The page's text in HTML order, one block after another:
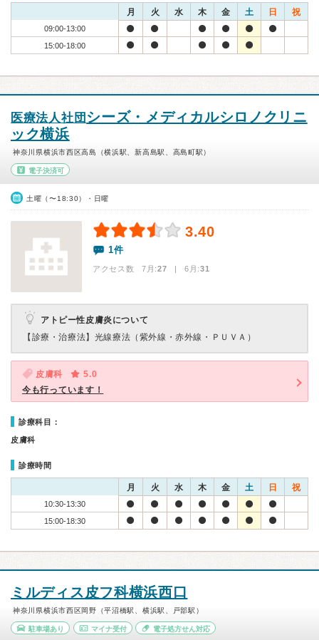
月 火 水 木 金 土 日 祝
09:00-13:00
15:00-18:00
医療法人社団 シーズ・メディカルシロノクリニ
ック横浜
神奈川県横浜市西区高島（横浜駅、新高島駅、高島町駅）
電子決済可
土曜（〜18:30）・日曜
3.40
1件
アクセス数 7月:27 | 6月:31
アトピー性皮膚炎について
【診療・治療法】 光線療法（紫外線・赤外線・ＰＵＶＡ）
皮膚科
5.0
今も行っています！
診療科目：
皮膚科
診療時間
月 火 水 木 金 土 日 祝
10:30-13:30
15:00-18:30
ミルディス皮フ科横浜西口
神奈川県横浜市西区岡野（平沼橋駅、横浜駅、戸部駅）
駐車場あり マイナ受付 電子処方せん対応